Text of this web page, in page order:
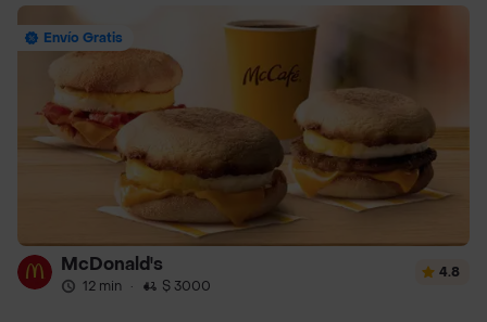
Envío Gratis
McDonald's
12 min · $ 3000
4.8